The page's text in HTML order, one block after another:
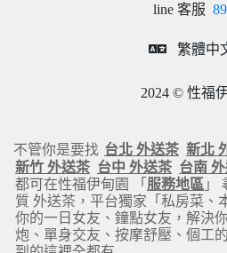
line 客服
繁體中
2024 © 性福
不管你是要找 台北 外送茶 新北
新竹 外送茶 台中 外送茶 台南
都可在性福伊甸園 「 服務地區 」
質 外送茶，平台獨家「私房菜、
你的一日女友、鐘點女友，解決
炮、單身交友、按摩舒壓、個工